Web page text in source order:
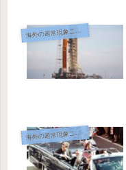
海
外の超常現象ニュース
海
外の超常現象ニュース